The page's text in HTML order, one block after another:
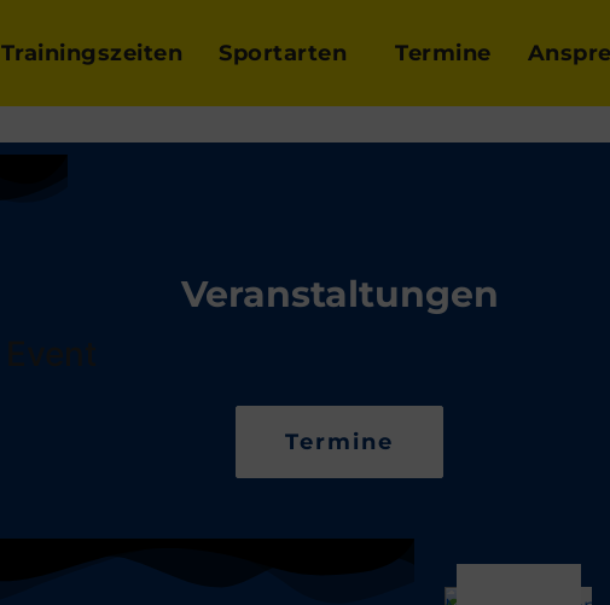
Trainingszeiten Sportarten Termine
Veranstaltungen
Termine